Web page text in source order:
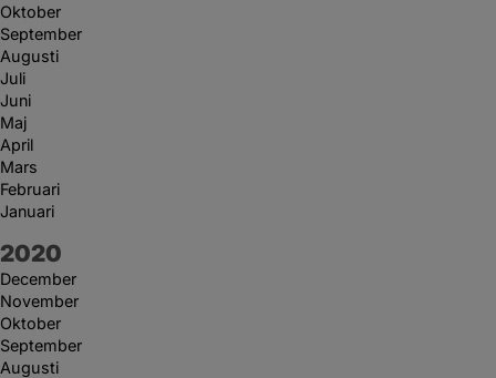
Oktober
September
Augusti
Juli
Juni
Maj
April
Mars
Februari
Januari
År:
2020
December
November
Oktober
September
Augusti